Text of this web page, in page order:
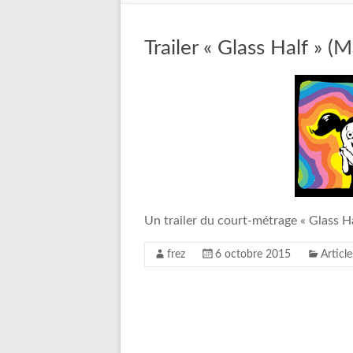
Trailer « Glass Half »
Un trailer du court-métrage « Glass
frez 6 octobre 2015